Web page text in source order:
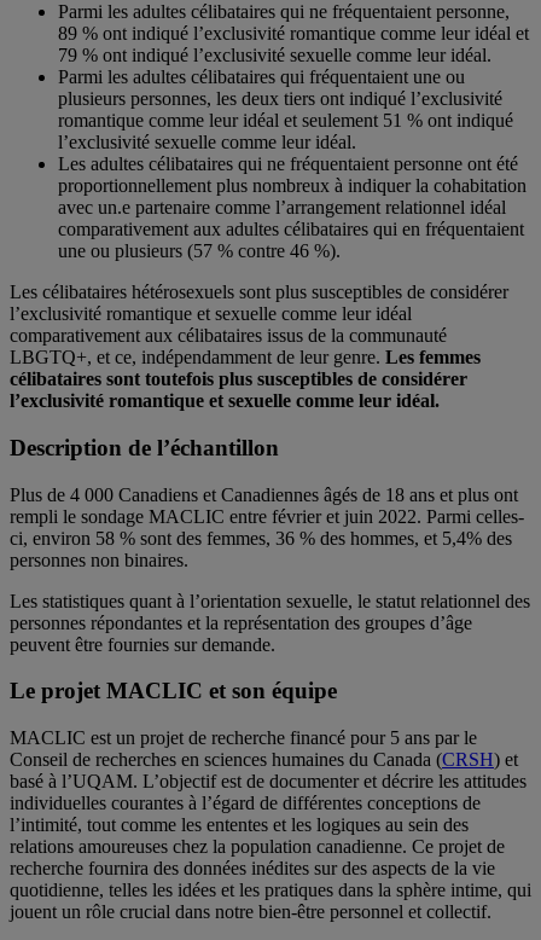
Parmi les adultes célibataires qui ne fréquentaient personne,
89 % ont indiqué l’exclusivité romantique comme leur idéal et
79 % ont indiqué l’exclusivité sexuelle comme leur idéal.
Parmi les adultes célibataires qui fréquentaient une ou
plusieurs personnes, les deux tiers ont indiqué l’exclusivité
romantique comme leur idéal et seulement 51 % ont indiqué
l’exclusivité sexuelle comme leur idéal.
Les adultes célibataires qui ne fréquentaient personne ont été
proportionnellement plus nombreux à indiquer la cohabitation
avec un.e partenaire comme l’arrangement relationnel idéal
comparativement aux adultes célibataires qui en fréquentaient
une ou plusieurs (57 % contre 46 %).
Les célibataires hétérosexuels sont plus susceptibles de considérer
l’exclusivité romantique et sexuelle comme leur idéal
comparativement aux célibataires issus de la communauté
LBGTQ+, et ce, indépendamment de leur genre. Les femmes
célibataires sont toutefois plus susceptibles de considérer
l’exclusivité romantique et sexuelle comme leur idéal.
Description de l’échantillon
Plus de 4 000 Canadiens et Canadiennes âgés de 18 ans et plus ont
rempli le sondage MACLIC entre février et juin 2022. Parmi celles-
ci, environ 58 % sont des femmes, 36 % des hommes, et 5,4% des
personnes non binaires.
Les statistiques quant à l’orientation sexuelle, le statut relationnel des
personnes répondantes et la représentation des groupes d’âge
peuvent être fournies sur demande.
Le projet MACLIC et son équipe
MACLIC est un projet de recherche financé pour 5 ans par le
Conseil de recherches en sciences humaines du Canada (CRSH) et
basé à l’UQAM. L’objectif est de documenter et décrire les attitudes
individuelles courantes à l’égard de différentes conceptions de
l’intimité, tout comme les ententes et les logiques au sein des
relations amoureuses chez la population canadienne. Ce projet de
recherche fournira des données inédites sur des aspects de la vie
quotidienne, telles les idées et les pratiques dans la sphère intime, qui
jouent un rôle crucial dans notre bien-être personnel et collectif.